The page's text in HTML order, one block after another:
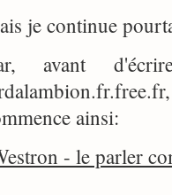
je continue
avant
ainsi:
- le parler